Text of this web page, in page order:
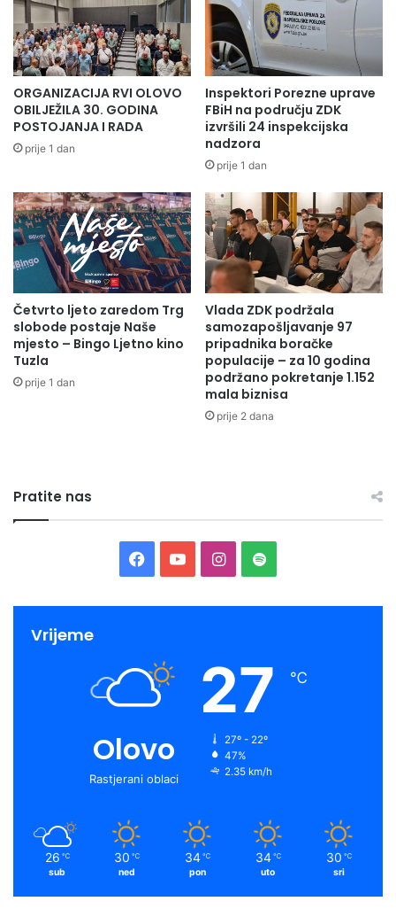
ZAŠTITI
ORGANIZACIJA RVI OLOVO
OBILJEŽILA 30. GODINA
POSTOJANJA I RADA
prije 1 dan
Inspektori Porezne uprave
FBiH na području ZDK
izvršili 24 inspekcijska
nadzora
prije 1 dan
Četvrto ljeto zaredom Trg
slobode postaje Naše
mjesto – Bingo Ljetno kino
Tuzla
prije 1 dan
Vlada ZDK podržala
samozapošljavanje 97
pripadnika boračke
populacije – za 10 godina
podržano pokretanje 1.152
mala biznisa
prije 2 dana
Pratite nas
Facebook
YouTubeInstagram
Spotify
Vrijeme
Olovo
Rastjerani oblaci
27 ℃
27º - 22º
47%
2.35 km/h
26 ℃
sub
30 ℃
ned
34 ℃
pon
34 ℃
uto
30 ℃
sri